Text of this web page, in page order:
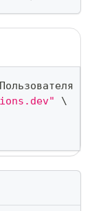
\